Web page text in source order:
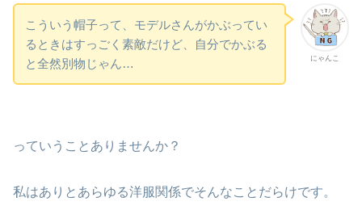
にゃんこ
こういう帽子って、モデルさんがかぶってい
るときはすっごく素敵だけど、自分でかぶる
と全然別物じゃん…
っていうことありませんか？
私はありとあらゆる洋服関係でそんなことだらけです。